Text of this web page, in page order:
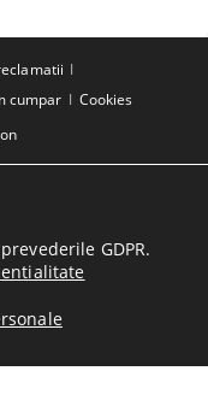
cumpar Cookies
GDPR.